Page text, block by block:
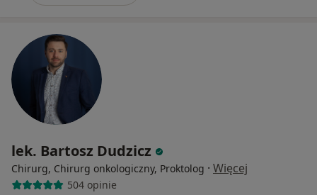
lek. Bartosz Dudzicz
Chirurg, Chirurg onkologiczny, Proktolog · Więcej
504 opinie